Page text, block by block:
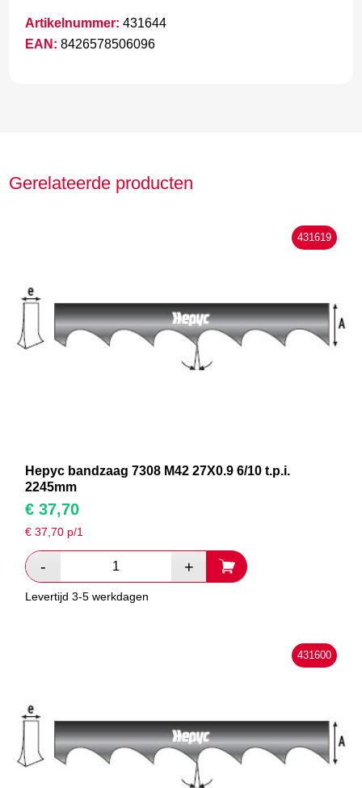
Artikelnummer: 431644
EAN: 8426578506096
Gerelateerde producten
431619
Hepyc bandzaag 7308 M42 27X0.9 6/10 t.p.i.
2245mm
€ 37,70
€37,70 p/1
Levertijd 3-5 werkdagen
431600